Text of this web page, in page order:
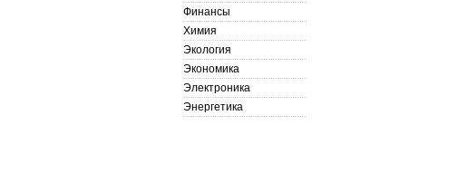
Финансы
Химия
Экология
Экономика
Электроника
Энергетика